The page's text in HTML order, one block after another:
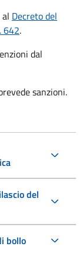
Decreto del
642.
dal
sanzioni.
del
bollo